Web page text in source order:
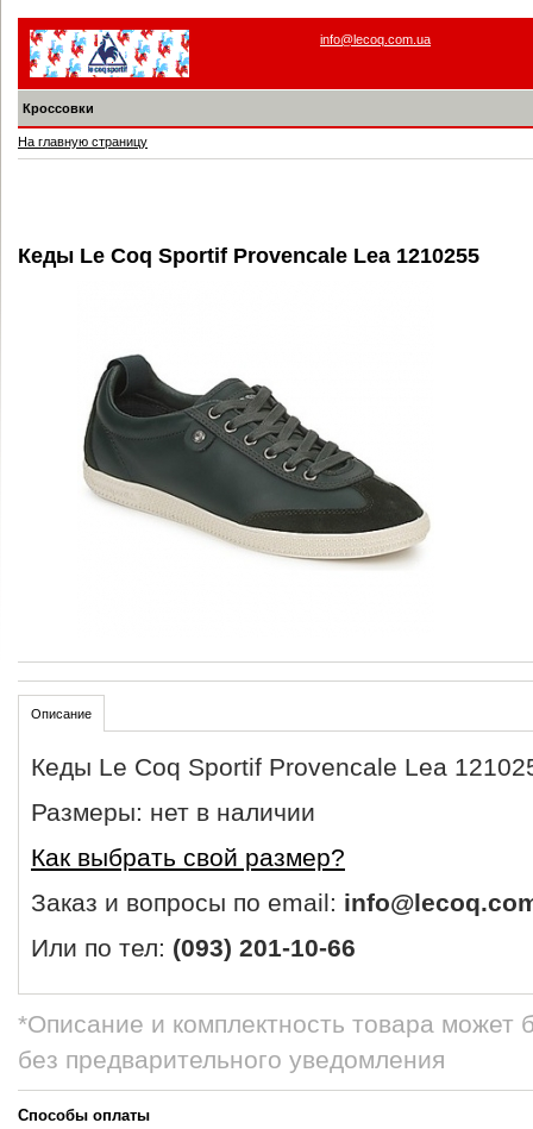
info@lecoq.com.ua
Кеды Le Coq Sportif Provencale Lea 1210255
Описание
Кеды Le Coq Sportif Provencale Lea
Размеры: нет в наличии
Как выбрать свой размер?
Заказ и вопросы по email:
Или по тел: (093) 201-10-66
*Описание и комплектность товара может
без предварительного уведомления
Способы оплаты
Кроссовки
На главную страницу